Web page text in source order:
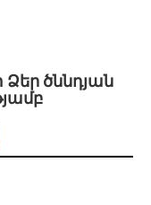
ծննդյան